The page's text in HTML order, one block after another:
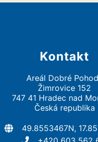
Kontakt
Areál Dobré
Žimrovice 152
747 41 Hradec nad
Česká republika
49.8553467N,